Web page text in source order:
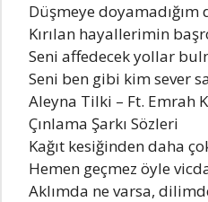
Düşmeye
Kırılan hayallerimin
Seni affedecek yollar
Seni ben gibi kim sever
Aleyna Tilki – Ft. Emrah
Çınlama Şarkı Sözleri
Kağıt kesiğinden daha
Hemen geçmez öyle
Aklımda ne varsa,